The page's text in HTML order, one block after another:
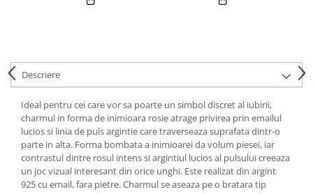
Descriere
Ideal pentru cei care vor sa poarte un simbol discret al iubirii,
charmul in forma de inimioara rosie atrage privirea prin emailul
lucios si linia de puls argintie care traverseaza suprafata dintr-o
parte in alta. Forma bombata a inimioarei da volum piesei, iar
contrastul dintre rosul intens si argintiul lucios al pulsului creeaza
un joc vizual interesant din orice unghi. Este realizat din argint
925 cu email, fara pietre. Charmul se aseaza pe o bratara tip